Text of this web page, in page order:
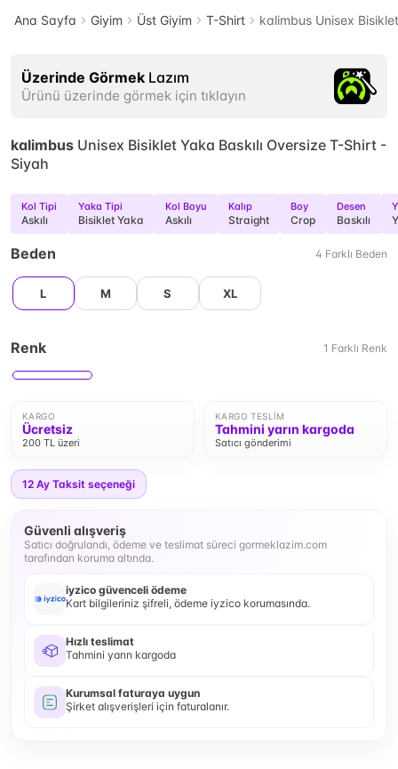
Ana Sayfa Giyim Üst Giyim T-Shirt kalimbus Unisex
Üzerinde Görmek Lazım
Ürünü üzerinde görmek için tıklayın
kalimbus Unisex Bisiklet Yaka Baskılı Oversize T-Shirt -
Siyah
Kol Tipi
Askılı
Yaka Tipi
Bisiklet Yaka
Kol Boyu
Askılı
Kalıp
Straight
Boy
Crop
Desen
Baskılı
Beden 4 Farklı Beden
L M S XL
Renk 1 Farklı Renk
KARGO
Ücretsiz
200 TL üzeri
KARGO TESLIM
Tahmini yarın kargoda
Satıcı gönderimi
12 Ay Taksit seçeneği
Güvenli alışveriş
Satıcı doğrulandı, ödeme ve teslimat süreci gormeklazim.com
tarafından koruma altında.
iyzico güvenceli ödeme
Kart bilgileriniz şifreli, ödeme iyzico korumasında.
Hızlı teslimat
Tahmini yarın kargoda
Kurumsal faturaya uygun
Şirket alışverişleri için faturalanır.